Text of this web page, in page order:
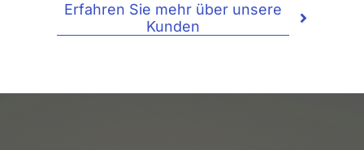
Erfahren Sie mehr über unsere
Kunden